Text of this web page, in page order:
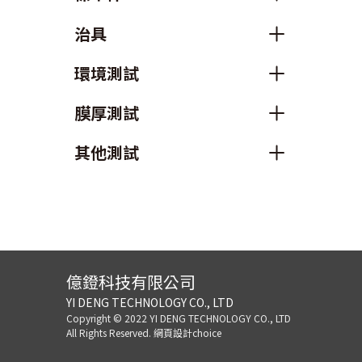
治具
環境測試
膜厚測試
其他測試
億鐙科技有限公司
YI DENG TECHNOLOGY CO., LTD
Copyright © 2022 YI DENG TECHNOLOGY CO., LTD
All Rights Reserved. 網頁設計choice